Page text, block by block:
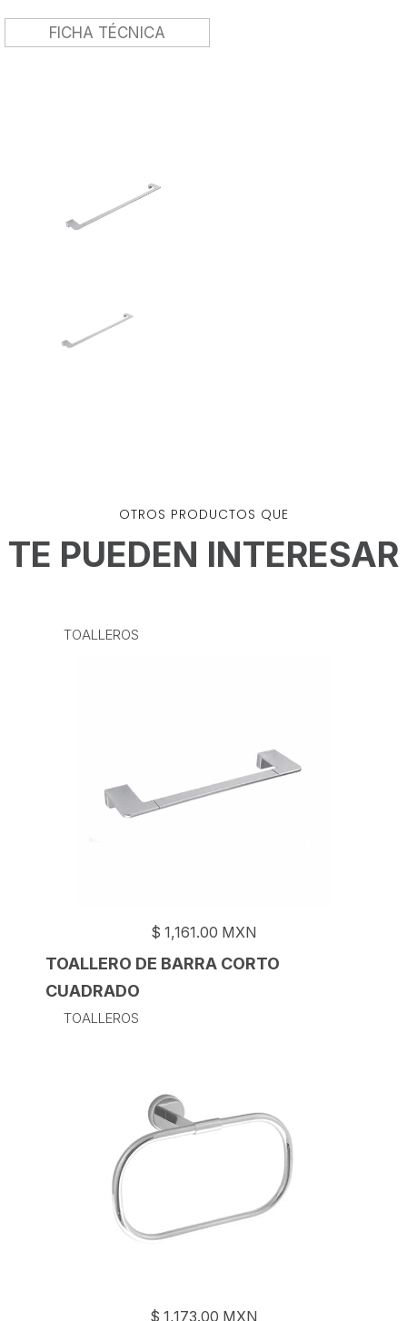
FICHA TÉCNICA
OTROS PRODUCTOS QUE
TE PUEDEN INTERESAR
TOALLEROS
$ 1,161.00 MXN
TOALLERO DE BARRA CORTO
CUADRADO
TOALLEROS
$ 1,173.00 MXN